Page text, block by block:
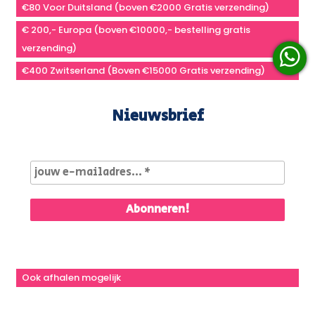
€80 Voor Duitsland (boven €2000 Gratis verzending)
€ 200,- Europa (boven €10000,- bestelling gratis
verzending)
€400 Zwitserland (Boven €15000 Gratis verzending)
Nieuwsbrief
Ook afhalen mogelijk